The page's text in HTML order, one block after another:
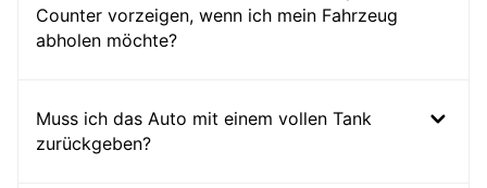
Counter vorzeigen, wenn ich mein Fahrzeug
abholen möchte?
Muss ich das Auto mit einem vollen Tank
zurückgeben?